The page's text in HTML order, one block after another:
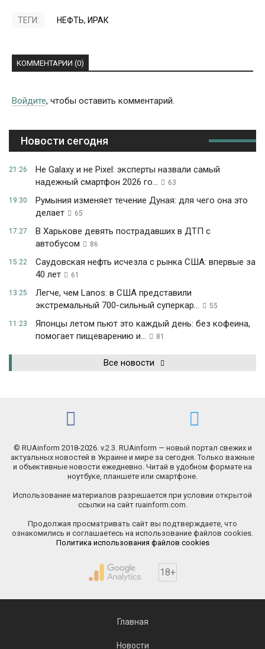
ТЕГИ: НЕФТЬ, ИРАК
КОММЕНТАРИИ (0)
Войдите, чтобы оставить комментарий.
Новости сегодня
21:26
Не Galaxy и не Pixel: эксперты назвали самый
надежный смартфон 2026 го...
63
19:30
Румыния изменяет течение Дуная: для чего она это
делает
65
17:27
В Харькове девять пострадавших в ДТП с
автобусом
86
15:22
Саудовская нефть исчезла с рынка США: впервые за
40 лет
61
13:25
Легче, чем Lanos: в США представили
экстремальный 700-сильный суперкар...
55
11:23
Японцы летом пьют это каждый день: без кофеина,
помогает пищеварению и...
81
Все новости
© RUAinform 2018-2026. v.2.3. RUAinform — новый портал свежих и
актуальных новостей в Украине и мире за сегодня. Только важные
и объективные новости ежедневно. Читай в удобном формате на
ноутбуке, планшете или смартфоне.
Использование материалов разрешается при условии открытой
ссылки на сайт ruainform.com.
Продолжая просматривать сайт вы подтверждаете, что
ознакомились и соглашаетесь на использование файлов cookies.
Политика использования файлов cookies
18+
Главная
Новости